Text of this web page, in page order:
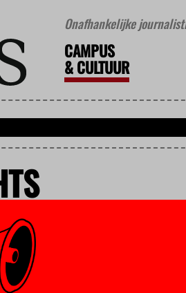
Onafhankelijke
CAMPUS
&CULTUUR